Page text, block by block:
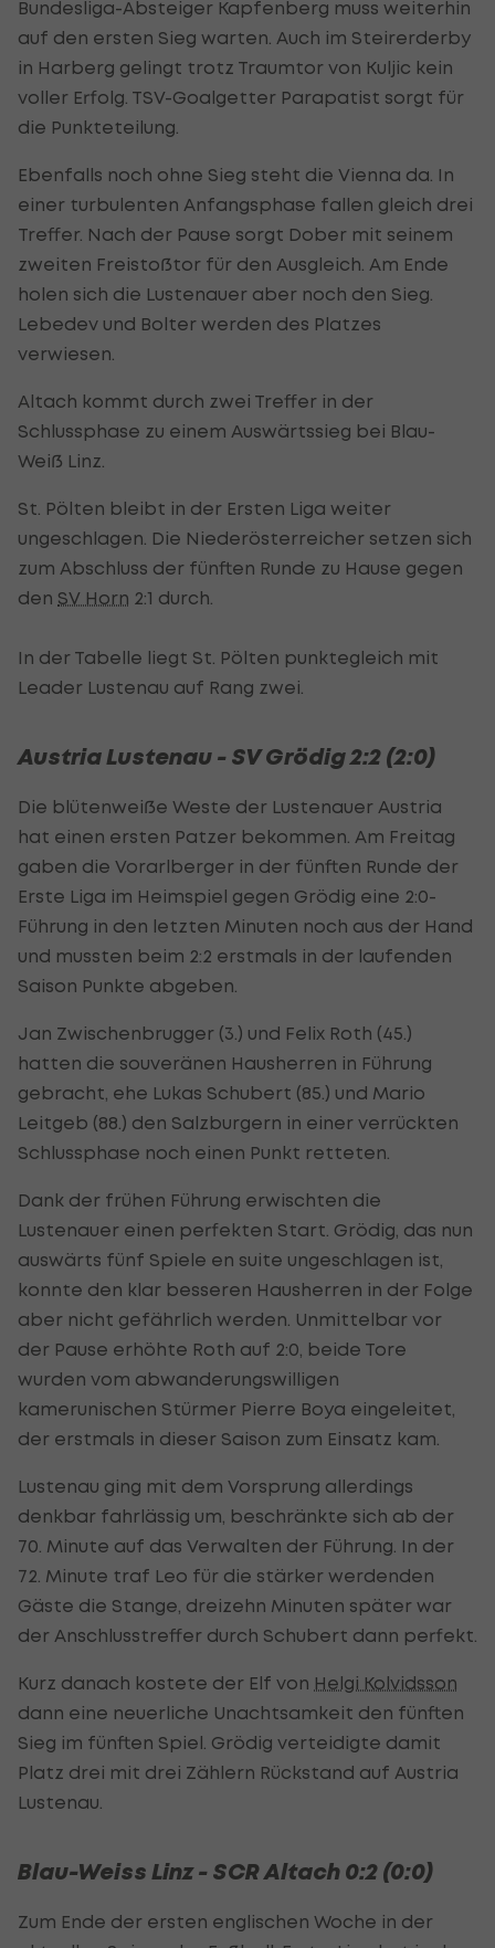
Bundesliga-Absteiger Kapfenberg muss weiterhin
auf den ersten Sieg warten. Auch im Steirerderby
in Harberg gelingt trotz Traumtor von Kuljic kein
voller Erfolg. TSV-Goalgetter Parapatist sorgt für
die Punkteteilung.
Ebenfalls noch ohne Sieg steht die Vienna da. In
einer turbulenten Anfangsphase fallen gleich drei
Treffer. Nach der Pause sorgt Dober mit seinem
zweiten Freistoßtor für den Ausgleich. Am Ende
holen sich die Lustenauer aber noch den Sieg.
Lebedev und Bolter werden des Platzes
verwiesen.
Altach kommt durch zwei Treffer in der
Schlussphase zu einem Auswärtssieg bei Blau-
Weiß Linz.
St. Pölten bleibt in der Ersten Liga weiter
ungeschlagen. Die Niederösterreicher setzen sich
zum Abschluss der fünften Runde zu Hause gegen
den SV Horn 2:1 durch.
In der Tabelle liegt St. Pölten punktegleich mit
Leader Lustenau auf Rang zwei.
Austria Lustenau - SV Grödig 2:2 (2:0)
Die blütenweiße Weste der Lustenauer Austria
hat einen ersten Patzer bekommen. Am Freitag
gaben die Vorarlberger in der fünften Runde der
Erste Liga im Heimspiel gegen Grödig eine 2:0-
Führung in den letzten Minuten noch aus der Hand
und mussten beim 2:2 erstmals in der laufenden
Saison Punkte abgeben.
Jan Zwischenbrugger (3.) und Felix Roth (45.)
hatten die souveränen Hausherren in Führung
gebracht, ehe Lukas Schubert (85.) und Mario
Leitgeb (88.) den Salzburgern in einer verrückten
Schlussphase noch einen Punkt retteten.
Dank der frühen Führung erwischten die
Lustenauer einen perfekten Start. Grödig, das nun
auswärts fünf Spiele en suite ungeschlagen ist,
konnte den klar besseren Hausherren in der Folge
aber nicht gefährlich werden. Unmittelbar vor
der Pause erhöhte Roth auf 2:0, beide Tore
wurden vom abwanderungswilligen
kamerunischen Stürmer Pierre Boya eingeleitet,
der erstmals in dieser Saison zum Einsatz kam.
Lustenau ging mit dem Vorsprung allerdings
denkbar fahrlässig um, beschränkte sich ab der
70. Minute auf das Verwalten der Führung. In der
72. Minute traf Leo für die stärker werdenden
Gäste die Stange, dreizehn Minuten später war
der Anschlusstreffer durch Schubert dann perfekt.
Kurz danach kostete der Elf von Helgi Kolvidsson
dann eine neuerliche Unachtsamkeit den fünften
Sieg im fünften Spiel. Grödig verteidigte damit
Platz drei mit drei Zählern Rückstand auf Austria
Lustenau.
Blau-Weiss Linz - SCR Altach 0:2 (0:0)
Zum Ende der ersten englischen Woche in der